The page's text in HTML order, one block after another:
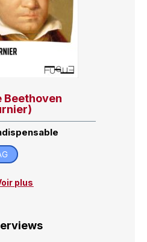
Beethoven
plus